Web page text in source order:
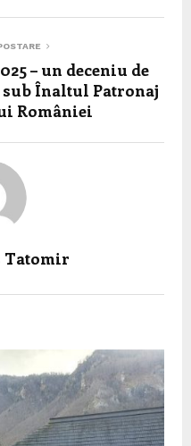
– un deceniu de
Înaltul Patronaj
României
Tatomir